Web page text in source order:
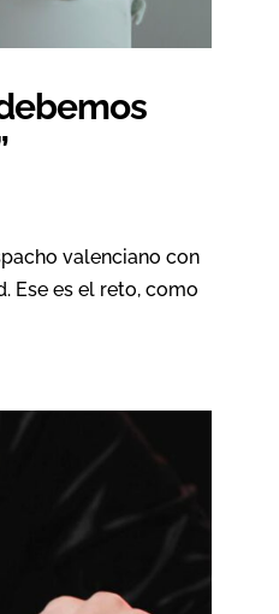
valenciano con
Ese es el reto, como